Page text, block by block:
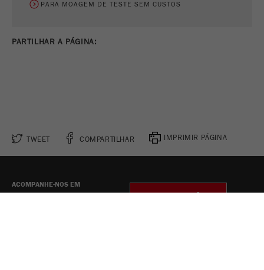
PARA MOAGEM DE TESTE SEM CUSTOS
PARTILHAR A PÁGINA:
TWEET COMPARTILHAR IMPRIMIR PÁGINA
ACOMPANHE-NOS EM
CONFIGURAÇÕES